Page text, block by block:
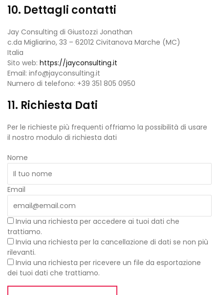
10. Dettagli contatti
Jay Consulting di Giustozzi Jonathan
c.da Migliarino, 33 – 62012 Civitanova Marche (MC)
Italia
Sito web: https://jayconsulting.it
Email: info@jayconsulting.it
Numero di telefono: +39 351 805 0950
11. Richiesta Dati
Per le richieste più frequenti offriamo la possibilità di usare
il nostro modulo di richiesta dati
Nome
Email
Invia una richiesta per accedere ai tuoi dati che
trattiamo.
Invia una richiesta per la cancellazione di dati se non più
rilevanti.
Invia una richiesta per ricevere un file da esportazione
dei tuoi dati che trattiamo.